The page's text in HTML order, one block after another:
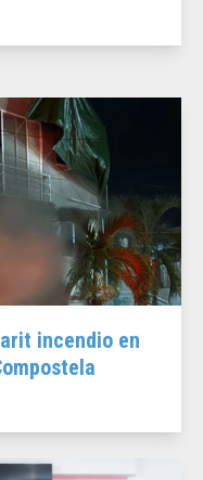
incendio en